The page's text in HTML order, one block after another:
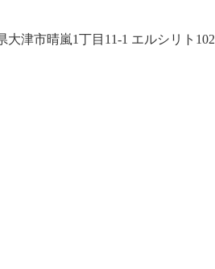
大津市晴嵐1丁目11-1 エルシリト102